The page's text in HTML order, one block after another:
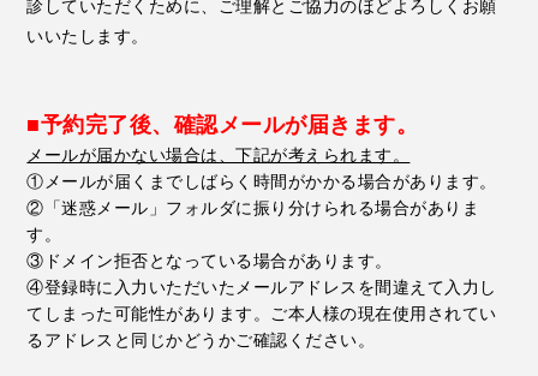
診していただくために、ご理解とご協力のほどよろしくお願
いいたします。
■予約完了後、確認メールが届きます。
メールが届かない場合は、下記が考えられます。
① メールが届くまでしばらく時間がかかる場合があります。
② 「迷惑メール」フォルダに振り分けられる場合がありま
す。
③ ドメイン拒否となっている場合があります。
④登録時に入力いただいたメールアドレスを間違えて入力し
てしまった可能性があります。ご本人様の現在使用されてい
るアドレスと同じかどうかご確認ください。